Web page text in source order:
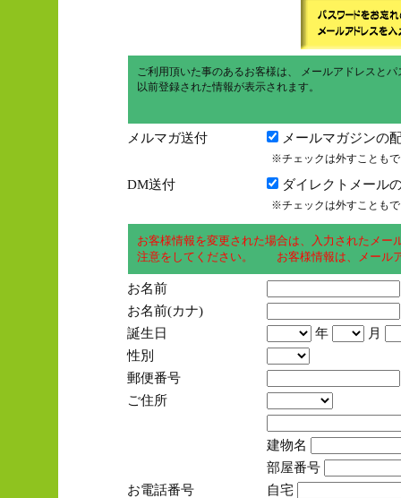
ご利用頂いた事のあるお客様は、 メールアドレスと
以前登録された情報が表示されます。
メルマガ送付 メールマガジンの
※チェックは外すことも
DM送付 ダイレクトメール
※チェックは外すことも
お客様情報を変更された場合は、入力されたメ
注意をしてください。 お客様情報は、メール
お名前
お名前(カナ)
誕生日
年
月
性別
郵便番号
ご住所
建物名
部屋番号
お電話番号
自宅